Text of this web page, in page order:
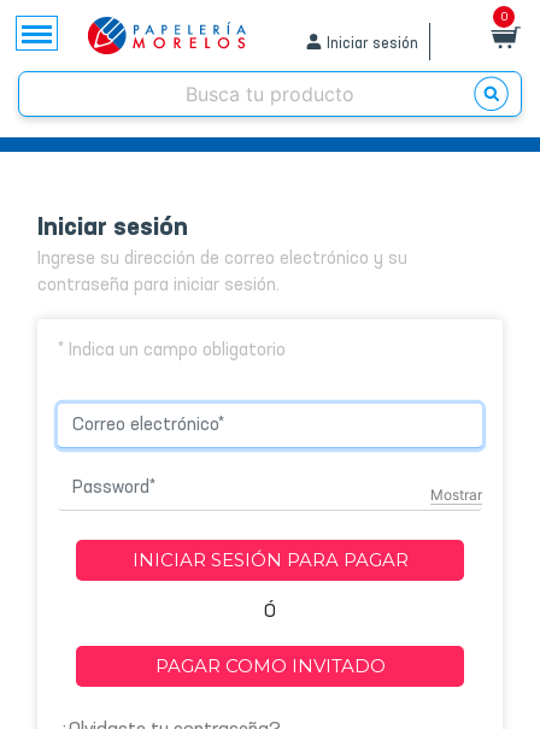
Iniciar sesión
0
Iniciar sesión
Ingrese su dirección de correo electrónico y su
contraseña para iniciar sesión.
* Indica un campo obligatorio
Mostrar
INICIAR SESIÓN PARA PAGAR
Ó
PAGAR COMO INVITADO